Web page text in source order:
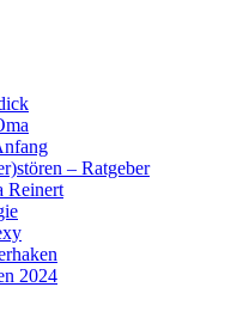
– Ratgeber
Reinert
2024